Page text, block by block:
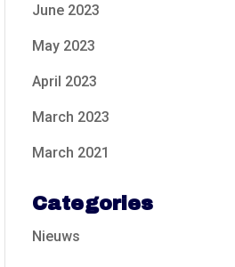
June 2023
May 2023
April 2023
March 2023
March 2021
Categories
Nieuws